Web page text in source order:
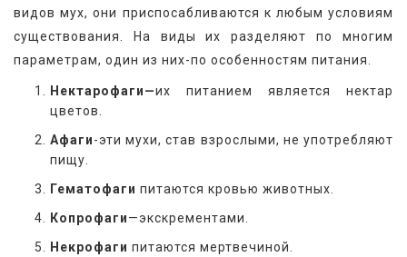
видов мух, они приспосабливаются к любым условиям
существования. На виды их разделяют по многим
параметрам, один из них-по особенностям питания.
Нектарофаги—их питанием является нектар
цветов.
Афаги-эти мухи, став взрослыми, не употребляют
пищу.
Гематофаги питаются кровью животных.
Копрофаги—экскрементами.
Некрофаги питаются мертвечиной.